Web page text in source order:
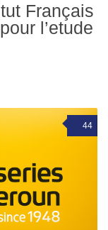
Français
l’etude
44